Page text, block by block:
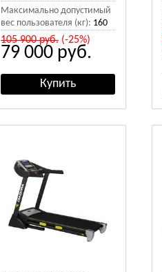
Максимально допустимый
вес пользователя (кг): 160
105 900руб.(-25%)
79 000 руб.